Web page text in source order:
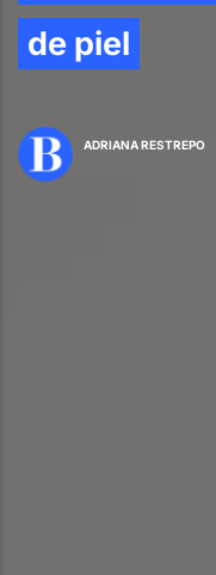
de piel
ADRIANA RESTREPO